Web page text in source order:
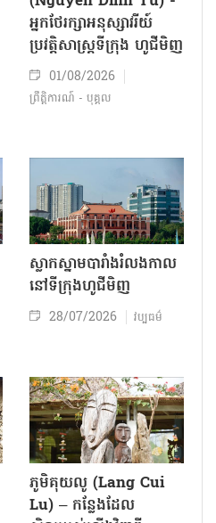
អ្នកថែរក្សាអនុស្សាវរីយ៍
ប្រវត្តិសាស្ត្រទីក្រុង ហូជីមិញ
01/08/2026
ព្រឹត្តិការណ៍ - បុគ្គល
ស្លាកស្នាមបារាំងរំលងកាល
នៅទីក្រុង​ហូជីមិញ​
28/07/2026 វប្បធម៌
ភូមិគុយលូ (Lang Cui
Lu) – កន្លែងដែល